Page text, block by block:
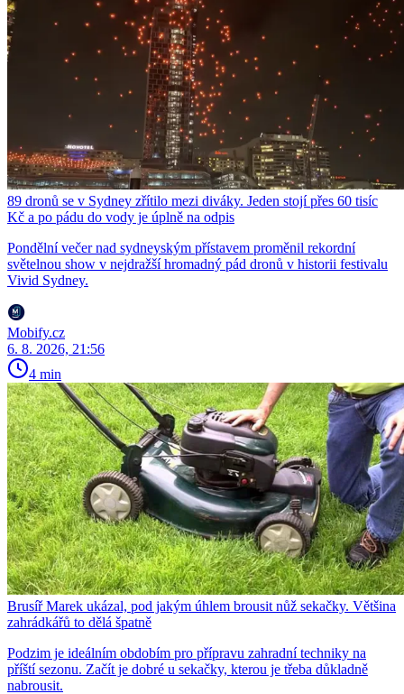
89 dronů se v Sydney zřítilo mezi diváky. Jeden stojí přes 60 tisíc
Kč a po pádu do vody je úplně na odpis
Pondělní večer nad sydneyským přístavem proměnil rekordní
světelnou show v nejdražší hromadný pád dronů v historii festivalu
Vivid Sydney.
Mobify.cz
6. 8. 2026, 21:56
4 min
Brusíř Marek ukázal, pod jakým úhlem brousit nůž sekačky. Většina
zahrádkářů to dělá špatně
Podzim je ideálním obdobím pro přípravu zahradní techniky na
příští sezonu. Začít je dobré u sekačky, kterou je třeba důkladně
nabrousit.